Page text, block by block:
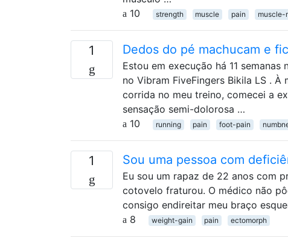
10
strength muscle pain muscle-
1 Dedos do pé machucam e
Estou em execução há 11
no Vibram FiveFingers Bikila LS .
corrida no meu treino, comecei a
sensação semi-dolorosa …
10
running pain foot-pain
1 Sou uma pessoa com
Eu sou um rapaz de 22 anos com
cotovelo fraturou. O médico não
consigo endireitar meu braço
8
weight-gain pain ectomorph